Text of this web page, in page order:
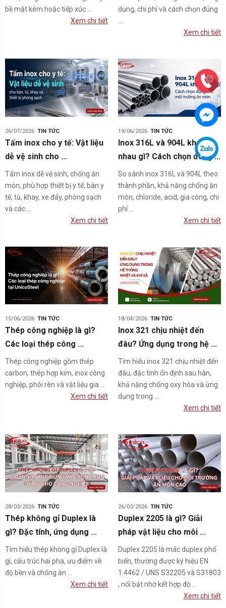
bề mặt kém hoặc tiếp xúc ...
Xem chi tiết
dụng, chi phí và cách chọn đúng
Xem chi tiết
26/07/2026 TIN TỨC
Tấm inox cho y tế: Vật liệu
dễ vệ sinh cho ...
Tấm inox dễ vệ sinh, chống ăn
mòn, phù hợp thiết bị y tế, bàn y
tế, tủ, khay, xe đẩy, phòng sạch
và các ...
Xem chi tiết
19/06/2026 TIN TỨC
Inox 316L và 904L khác
nhau gì? Cách chọn đúng ...
So sánh inox 316L và 904L theo
thành phần, khả năng chống ăn
mòn, chloride, acid, gia công, chi
phí ...
Xem chi tiết
15/06/2026 TIN TỨC
Thép công nghiệp là gì?
Các loại thép công ...
Thép công nghiệp gồm thép
carbon, thép hợp kim, inox công
nghiệp, phôi rèn và vật liệu gia ...
Xem chi tiết
18/04/2026 TIN TỨC
Inox 321 chịu nhiệt đến
đâu? Ứng dụng trong hệ ...
Tìm hiểu inox 321 chịu nhiệt đến
đâu, đặc tính ổn định sau hàn,
khả năng chống oxy hóa và ứng
dụng trong ...
Xem chi tiết
28/03/2026 TIN TỨC
Thép không gỉ Duplex là
gì? Đặc tính, ứng dụng ...
Tìm hiểu thép không gỉ Duplex là
gì, cấu trúc hai pha, ưu điểm về
độ bền và chống ăn ...
Xem chi tiết
26/03/2026 TIN TỨC
Duplex 2205 là gì? Giải
pháp vật liệu cho môi ...
Duplex 2205 là mác duplex phổ
biến, thường được ký hiệu EN
1.4462 / UNS S32205 và S31803
, nổi bật nhờ kết hợp độ ...
Xem chi tiết